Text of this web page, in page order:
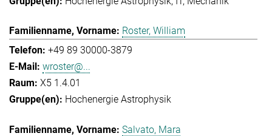
Roster, William
+49 89 30000-3879
wroster@...
X5 1.4.01
Hochenergie Astrophysik
Salvato, Mara